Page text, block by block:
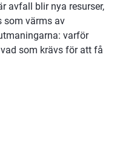
avfall blir nya resurser,
som värms av
varför
som krävs för att få
webbplats, öppnas i
webbplats, öppnas i
webbplats, öppnas i nytt